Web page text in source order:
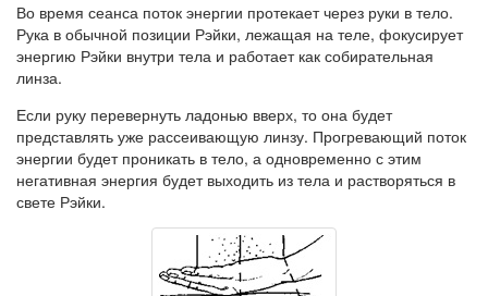
Во время сеанса поток энергии протекает через руки в тело.
Рука в обычной позиции Рэйки, лежащая на теле, фокусирует
энергию Рэйки внутри тела и работает как собирательная
линза.
Если руку перевернуть ладонью вверх, то она будет
представлять уже рассеивающую линзу. Прогревающий поток
энергии будет проникать в тело, а одновременно с этим
негативная энергия будет выходить из тела и растворяться в
свете Рэйки.